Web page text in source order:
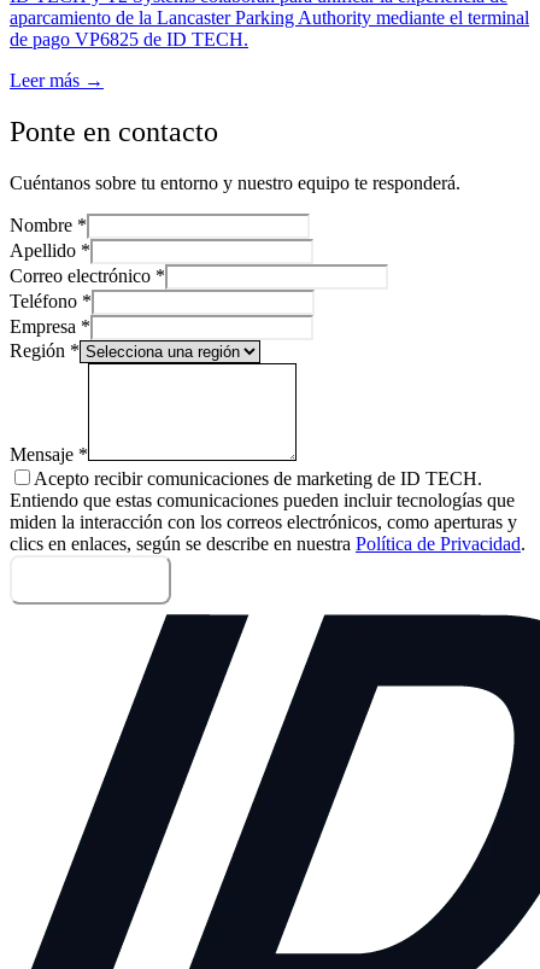
aparcamiento de la Lancaster Parking Authority mediante el terminal
de pago VP6825 de ID TECH.
Leer más →
Ponte en contacto
Cuéntanos sobre tu entorno y nuestro equipo te responderá.
Nombre *
Apellido *
Correo electrónico *
Teléfono *
Empresa *
Región *
Mensaje *
Acepto recibir comunicaciones de marketing de ID TECH.
Entiendo que estas comunicaciones pueden incluir tecnologías que
miden la interacción con los correos electrónicos, como aperturas y
clics en enlaces, según se describe en nuestra Política de Privacidad.